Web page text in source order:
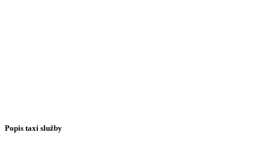
Popis taxi služby